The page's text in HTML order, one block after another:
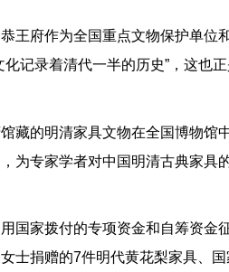
王府作为全国重点文物保护单位
化记录着清代一半的历史”，这也
藏的明清家具文物在全国博物馆
为专家学者对中国明清古典家具
国家拨付的专项资金和自筹资金
士捐赠的7件明代黄花梨家具、